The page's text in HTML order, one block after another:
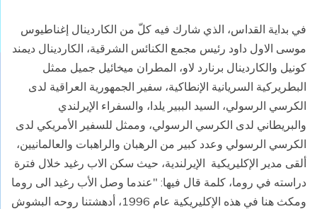
في بداية القداس، الذي شارك فيه كلّ من الكاردينال إغناطيوس
موسى الاول داود رئيس مجمع الكنائس الشرقية، الكاردينال ديمند
كونيل والكاردينال برنارد لاو، المطران ميخائيل جميل ممثل
البطريركية السريانية الإنطاكية، سفير الجمهورية العراقية لدى
الكرسي الرسولي، السيد الببير يلدا، والسفراء الإيرلندي
والبريطاني لدى الكرسي الرسولي، وممثل للسفير الأمريكي لدى
الكرسي الرسولي وعدد كبير من الرهبان والراهبات والعالمانيين،
ألقى مدير الإكليريكية الإيرلندية، حيث سكن الاب رغيد خلال فترة
دراسته في روما، كلمة قال فيها: "عندما وصل الأب رغيد الى روما
ومكث هنا في هذه الإكليريكية عام 1996، أدهشتنا روحه البشوش